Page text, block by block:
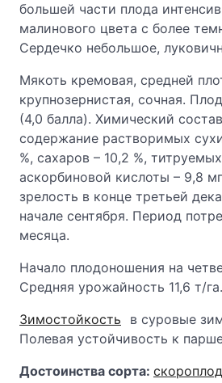
большей части плода
малинового цвета с более
Сердечко небольшое,
Мякоть кремовая, средней
крупнозернистая, сочная.
(4,0 балла). Химический
содержание растворимых
%, сахаров – 10,2 %,
аскорбиновой кислоты – 9,8
зрелость в конце третьей
начале сентября. Период
месяца.
Начало плодоношения на
Средняя урожайность 11,6 т/га.
Зимостойкость
в суровые
Полевая устойчивость к
Достоинства сорта: